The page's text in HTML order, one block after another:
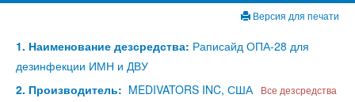
Версия для печати
1. Наименование дезсредства: Раписайд ОПА-28 для
дезинфекции ИМН и ДВУ
2. Производитель: MEDIVATORS INC, США
Все дезсредства